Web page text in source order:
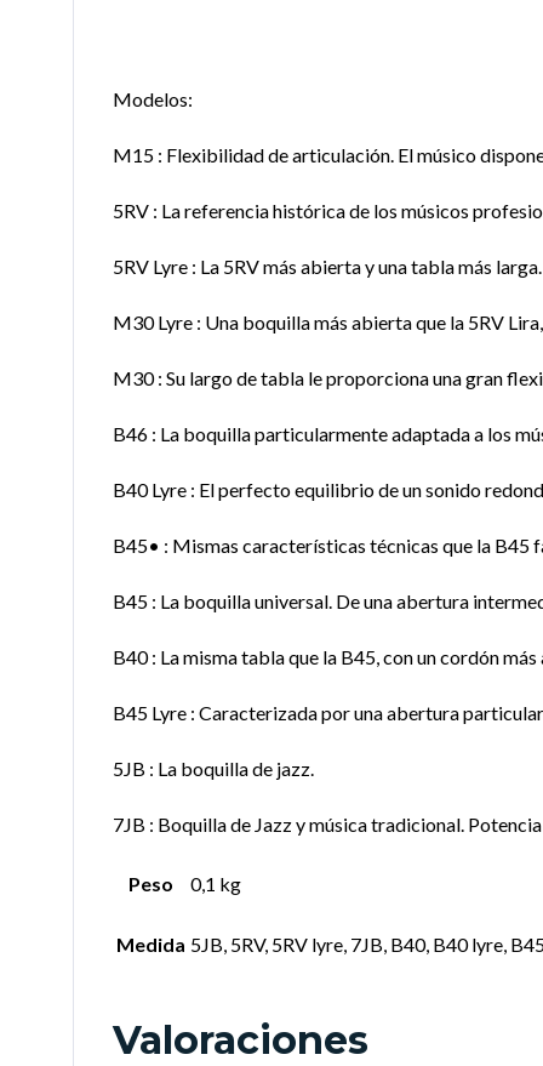
Modelos:
M15 : Flexibilidad de articulación. El músico
5RV : La referencia histórica de los músicos
5RV Lyre : La 5RV más abierta y una tabla más larga.
M30 Lyre : Una boquilla más abierta que la 5RV
M30 : Su largo de tabla le proporciona una gran
B46 : La boquilla particularmente adaptada a los
B40 Lyre : El perfecto equilibrio de un sonido
B45• : Mismas características técnicas que la B45
B45 : La boquilla universal. De una abertura
B40 : La misma tabla que la B45, con un cordón
B45 Lyre : Caracterizada por una abertura
5JB : La boquilla de jazz.
7JB : Boquilla de Jazz y música tradicional.
Peso 0,1 kg
Medida 5JB, 5RV, 5RV lyre, 7JB, B40, B40 lyre,
Valoraciones